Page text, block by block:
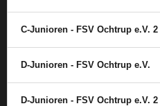
C-Junioren - FSV Ochtrup e.V. 2
D-Junioren - FSV Ochtrup e.V.
D-Junioren - FSV Ochtrup e.V. 2